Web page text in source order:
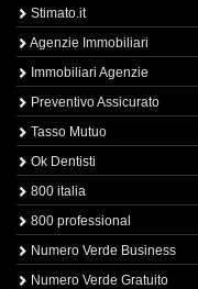
Stimato.it
Agenzie Immobiliari
Immobiliari Agenzie
Preventivo Assicurato
Tasso Mutuo
Ok Dentisti
800 italia
800 professional
Numero Verde Business
Numero Verde Gratuito